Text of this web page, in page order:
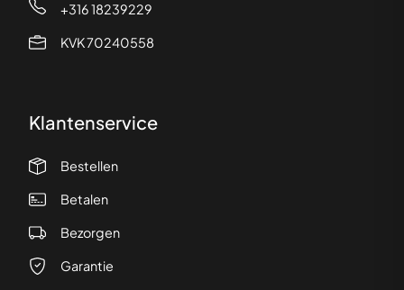
+316 18239229
KVK 70240558
Klantenservice
Bestellen
Betalen
Bezorgen
Garantie